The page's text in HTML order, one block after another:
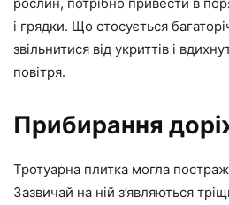
і грядки. Що стосується
звільнитися від укриттів і
повітря.
Прибирання
Тротуарна плитка могла
Зазвичай на ній з’являються